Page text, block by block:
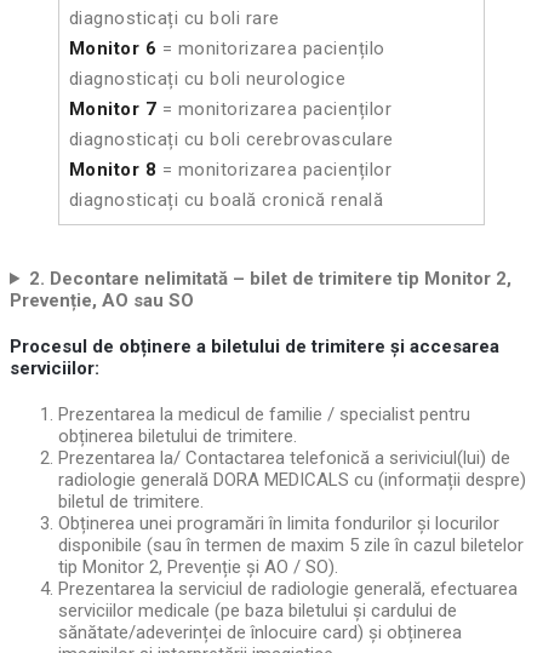
diagnosticați cu boli rare
Monitor 6 = monitorizarea paciențilo
diagnosticați cu boli neurologice
Monitor 7 = monitorizarea pacienților
diagnosticați cu boli cerebrovasculare
Monitor 8 = monitorizarea pacienților
diagnosticați cu boală cronică renală
2. Decontare nelimitată – bilet de trimitere tip Monitor 2,
Prevenție, AO sau SO
Procesul de obținere a biletului de trimitere și accesarea
serviciilor:
Prezentarea la medicul de familie / specialist pentru
obținerea biletului de trimitere.
Prezentarea la/ Contactarea telefonică a seriviciul(lui) de
radiologie generală DORA MEDICALS cu (informații despre)
biletul de trimitere.
Obținerea unei programări în limita fondurilor și locurilor
disponibile (sau în termen de maxim 5 zile în cazul biletelor
tip Monitor 2, Prevenție și AO / SO).
Prezentarea la serviciul de radiologie generală, efectuarea
serviciilor medicale (pe baza biletului și cardului de
sănătate/adeverinței de înlocuire card) și obținerea